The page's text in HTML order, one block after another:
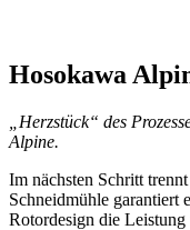
Hosokawa
„Herzstück“ des
Alpine.
Im nächsten Schritt
Schneidmühle garantiert
Rotordesign die